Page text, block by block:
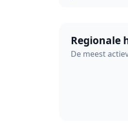
Regionale
De meest